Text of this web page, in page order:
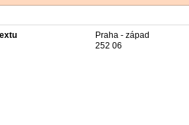
Praha - západ
252 06